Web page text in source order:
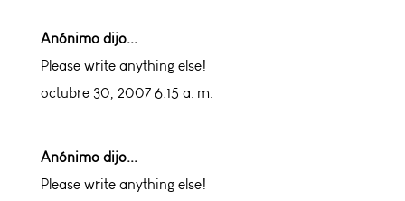
Anónimo dijo...
Please write anything else!
octubre 30, 2007 6:15 a. m.
Anónimo dijo...
Please write anything else!